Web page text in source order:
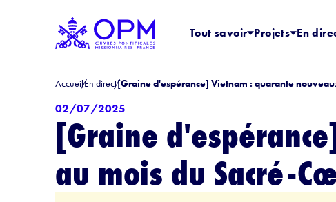
Tout savoir Projets En
AccueilEn direct[Graine d'espérance] Vietnam : quarante
02/07/2025
[Graine
au mois du Sacré-